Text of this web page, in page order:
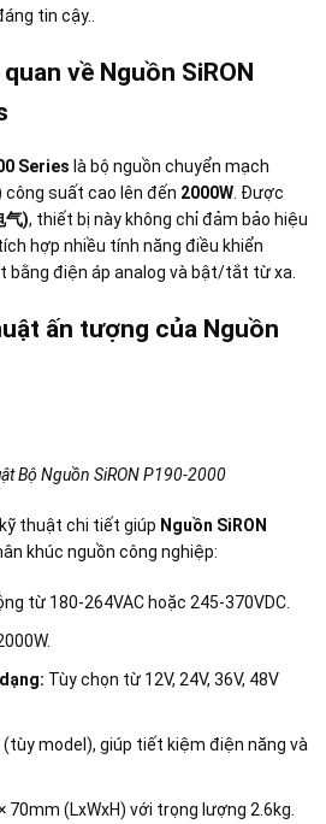
tin cậy.
về Nguồn SiRON
Series là bộ nguồn chuyển mạch
suất cao lên đến 2000W. Được
气), thiết bị này không chỉ đảm bảo hiệu
hợp nhiều tính năng điều khiển
bằng điện áp analog và bật/tắt từ xa.
ấn tượng của Nguồn
Bộ Nguồn SiRON P190-2000
thuật chi tiết giúp Nguồn SiRON
khúc nguồn công nghiệp:
từ 180-264VAC hoặc 245-370VDC.
Tùy chọn từ 12V, 24V, 36V, 48V
model), giúp tiết kiệm điện năng và
70mm (LxWxH) với trọng lượng 2.6kg.